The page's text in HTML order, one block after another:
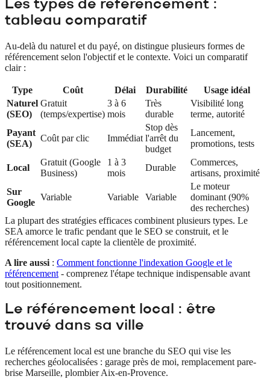
Les types de référencement :
tableau comparatif
Au-delà du naturel et du payé, on distingue plusieurs formes de
référencement selon l'objectif et le contexte. Voici un comparatif
clair :
Type Coût Délai Durabilité
Usage idéal
Naturel
(SEO)
Gratuit
(temps/expertise)
3 à 6
mois
Très
durable
Visibilité long
terme, autorité
Payant
(SEA)
Coût par clic Immédiat
Stop dès
l'arrêt du
budget
Lancement,
promotions, tests
Local
Gratuit (Google
Business)
1 à 3
mois
Durable
Commerces,
artisans, proximité
Sur
Google
Variable Variable Variable
Le moteur
dominant (90%
des recherches)
La plupart des stratégies efficaces combinent plusieurs types. Le
SEA amorce le trafic pendant que le SEO se construit, et le
référencement local capte la clientèle de proximité.
A lire aussi : Comment fonctionne l'indexation Google et le
référencement - comprenez l'étape technique indispensable avant
tout positionnement.
Le référencement local : être
trouvé dans sa ville
Le référencement local est une branche du SEO qui vise les
recherches géolocalisées : garage près de moi, remplacement pare-
brise Marseille, plombier Aix-en-Provence.